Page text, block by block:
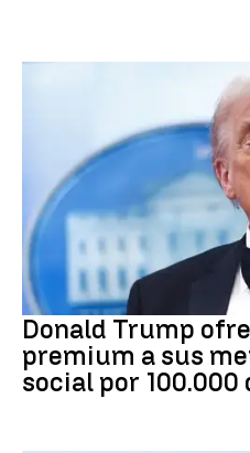
DONALD TRUMP
Donald Trump
premium a sus
social por 100.000